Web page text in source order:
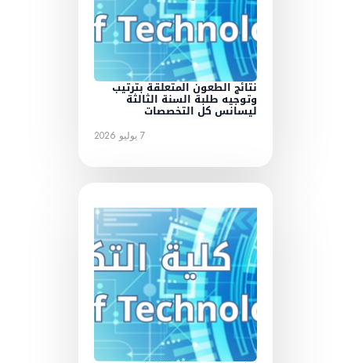
نتائج الطعون المتعلقة بترتيب
وتوجيه طلبة السنة الثالثة
ليسانس كل التخصصات
7 يوليو 2026